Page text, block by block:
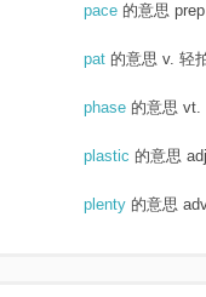
pace 的意思
pat 的意思 v. 轻
phase 的意思 vt.
plastic 的意思
plenty 的意思